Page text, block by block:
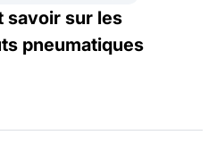
savoir sur les
pneumatiques